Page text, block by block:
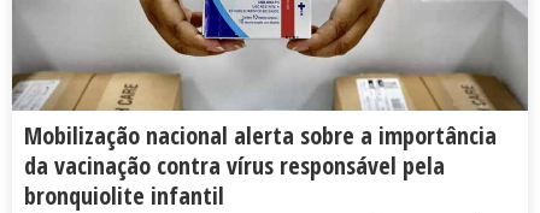
Mobilização nacional alerta sobre a importância
da vacinação contra vírus responsável pela
bronquiolite infantil